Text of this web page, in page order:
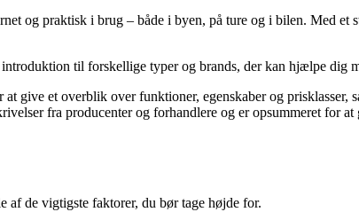
og praktisk i brug – både i byen, på ture og i bilen. Med et
til forskellige typer og brands, der kan hjælpe dig
give et overblik over funktioner, egenskaber og prisklasser,
fra producenter og forhandlere og er opsummeret for
de vigtigste faktorer, du bør tage højde for.